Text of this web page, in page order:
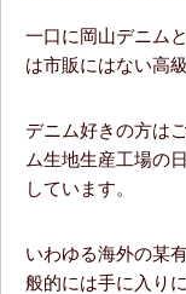
一口に岡山デニム
は市販にはない高
デニム好きの方は
ム生地生産工場の
しています。
いわゆる海外の某
般的には手に入り